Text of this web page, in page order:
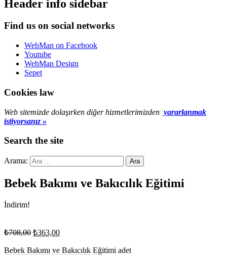
Header info sidebar
Find us on social networks
WebMan on Facebook
Youtube
WebMan Design
Sepet
Cookies law
Web sitemizde dolaşırken diğer hizmetlerimizden yararlanmak
istiyorsanız »
Search the site
Arama:
Bebek Bakımı ve Bakıcılık Eğitimi
İndirim!
₺708,00 ₺363,00
Bebek Bakımı ve Bakıcılık Eğitimi adet